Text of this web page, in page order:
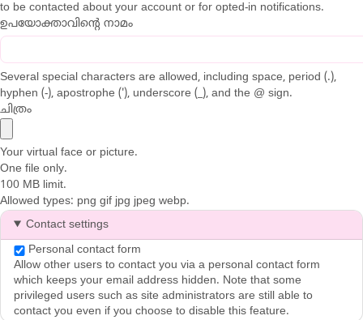
to be contacted about your account or for opted-in notifications.
ഉപയോക്താവിന്റെ നാമം
Several special characters are allowed, including space, period (.),
hyphen (-), apostrophe ('), underscore (_), and the @ sign.
ചിത്രം
Your virtual face or picture.
One file only.
100 MB limit.
Allowed types: png gif jpg jpeg webp.
Contact settings
Personal contact form
Allow other users to contact you via a personal contact form
which keeps your email address hidden. Note that some
privileged users such as site administrators are still able to
contact you even if you choose to disable this feature.